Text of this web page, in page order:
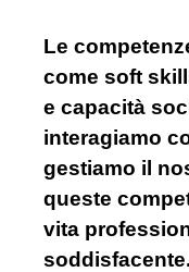
Le
come soft
e capacità
interagiamo
gestiamo il
queste
vita